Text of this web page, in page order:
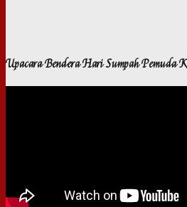
Upacara Bendera Hari Sumpah Pemuda